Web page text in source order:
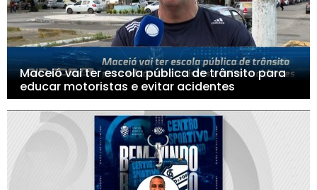
Maceió vai ter escola pública de trânsito para
educar motoristas e evitar acidentes